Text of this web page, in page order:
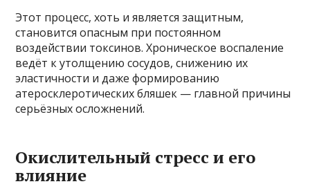
Этот процесс, хоть и является защитным,
становится опасным при постоянном
воздействии токсинов. Хроническое воспаление
ведёт к утолщению сосудов, снижению их
эластичности и даже формированию
атеросклеротических бляшек — главной причины
серьёзных осложнений.
Окислительный стресс и его
влияние